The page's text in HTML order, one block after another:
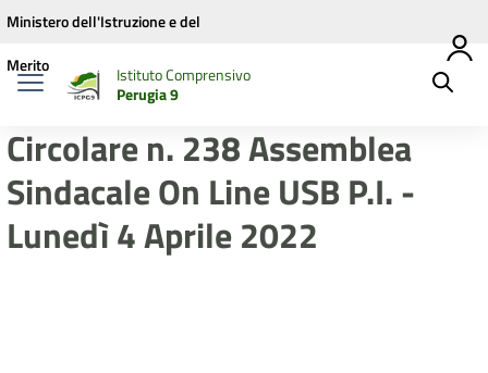
Vai ai contenuti
Vai al menu di navigazione
Vai al footer
Ministero dell'Istruzione e del
Merito
Istituto Comprensivo
Perugia 9
Circolare n. 238 Assemblea
Sindacale On Line USB P.I. -
Lunedì 4 Aprile 2022